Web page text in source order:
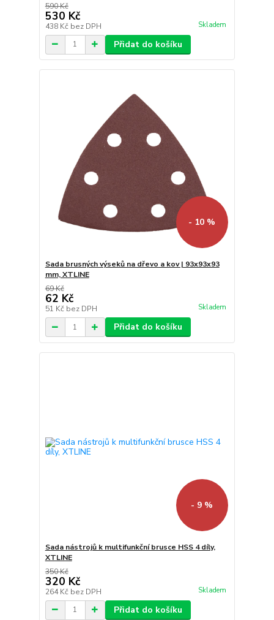
590 Kč
530 Kč
438 Kč bez DPH Skladem
Přidat do košíku
- 10 %
Sada brusných výseků na dřevo a kov | 93x93x93
mm, XTLINE
69 Kč
62 Kč
51 Kč bez DPH Skladem
Přidat do košíku
- 9 %
Sada nástrojů k multifunkční brusce HSS 4 díly,
XTLINE
350 Kč
320 Kč
264 Kč bez DPH Skladem
Přidat do košíku